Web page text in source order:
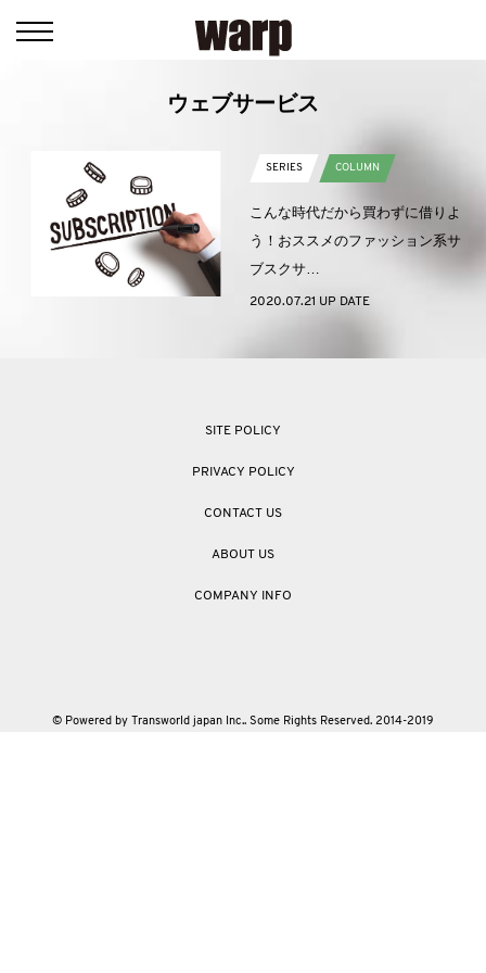
ウェブサービス
SERIES COLUMN
こんな時代だから買わずに借りよ
う！おススメのファッション系サ
ブスクサ…
2020.07.21 UP DATE
SITE POLICY
PRIVACY POLICY
CONTACT US
ABOUT US
COMPANY INFO
© Powered by Transworld japan Inc.. Some Rights Reserved. 2014-2019